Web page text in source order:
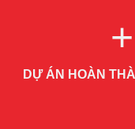
+
DỰ ÁN HOÀN